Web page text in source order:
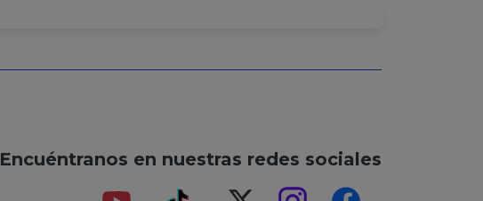
Encuéntranos en nuestras redes sociales